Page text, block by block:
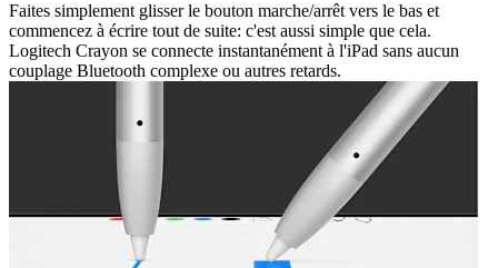
Faites simplement glisser le bouton marche/arrêt vers le bas et
commencez à écrire tout de suite: c'est aussi simple que cela.
Logitech Crayon se connecte instantanément à l'iPad sans aucun
couplage Bluetooth complexe ou autres retards.